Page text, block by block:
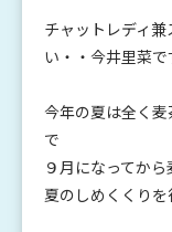
チャットレディ
い・・今井里菜で
今年の夏は全く
で
９月になってか
夏のしめくくり